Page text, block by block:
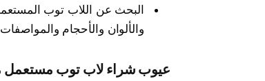
البحث عن اللاب توب
والألوان والأحجام
عيوب شراء لاب توب مستعمل